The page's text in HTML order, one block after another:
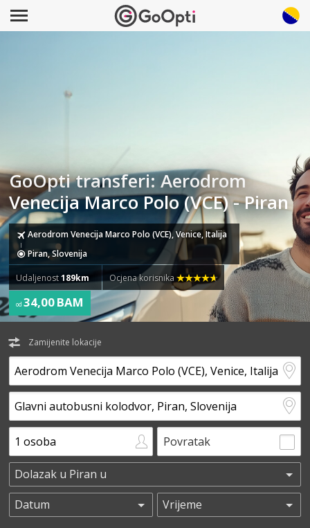
GoOpti transferi: Aerodrom
Venecija Marco Polo (VCE) - Piran
Aerodrom Venecija Marco Polo (VCE), Venice, Italija
Piran, Slovenija
Udaljenost189km Ocjena korisnika
od34,00 BAM
Zamijenite lokacije
Povratak